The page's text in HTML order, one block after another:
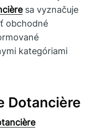
sa vyznačuje
obchodné
kategóriami
Dotancière